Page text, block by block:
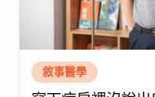
敘事醫學